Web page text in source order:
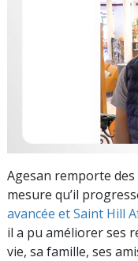
Agesan remporte
mesure qu’il
avancée et Saint Hill
il a pu améliorer ses
vie, sa famille, ses